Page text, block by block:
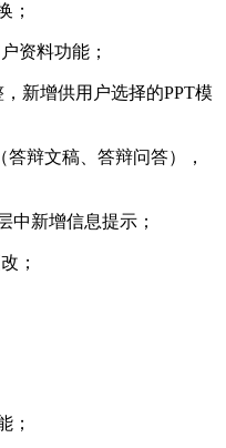
；
资料功能；
，新增供用户选择的PPT模
答辩文稿、答辩问答），
中新增信息提示；
；
；